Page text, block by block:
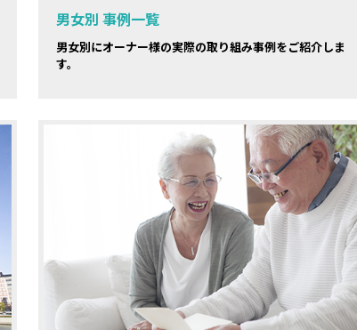
男女別 事例一覧
男女別にオーナー様の実際の取り組み事例をご紹介しま
す。